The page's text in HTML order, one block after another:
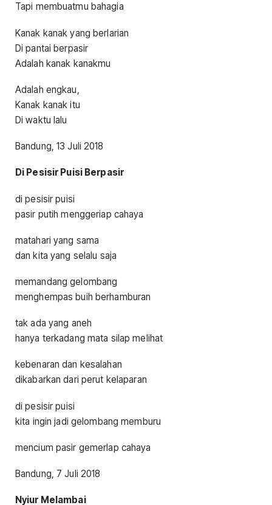
Tapi membuatmu bahagia
Kanak kanak yang berlarian
Di pantai berpasir
Adalah kanak kanakmu
Adalah engkau,
Kanak kanak itu
Di waktu lalu
Bandung, 13 Juli 2018
Di Pesisir Puisi Berpasir
di pesisir puisi
pasir putih menggeriap cahaya
matahari yang sama
dan kita yang selalu saja
memandang gelombang
menghempas buih berhamburan
tak ada yang aneh
hanya terkadang mata silap melihat
kebenaran dan kesalahan
dikabarkan dari perut kelaparan
di pesisir puisi
kita ingin jadi gelombang memburu
mencium pasir gemerlap cahaya
Bandung, 7 Juli 2018
Nyiur Melambai